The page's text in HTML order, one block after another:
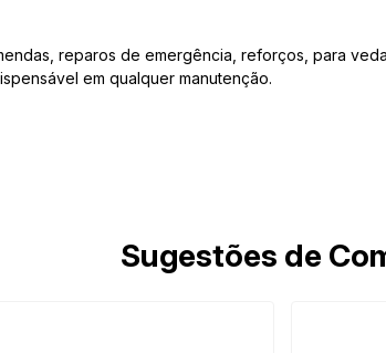
reparos de emergência, reforços, para
em qualquer manutenção.
Sugestões de